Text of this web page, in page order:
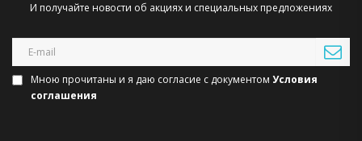
И получайте новости об акциях и специальных предложениях
Мною прочитаны и я даю согласие с документом Условия
соглашения